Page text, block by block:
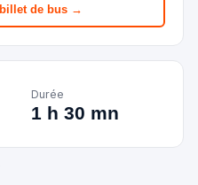
billet de bus →
Durée
1 h 30 mn